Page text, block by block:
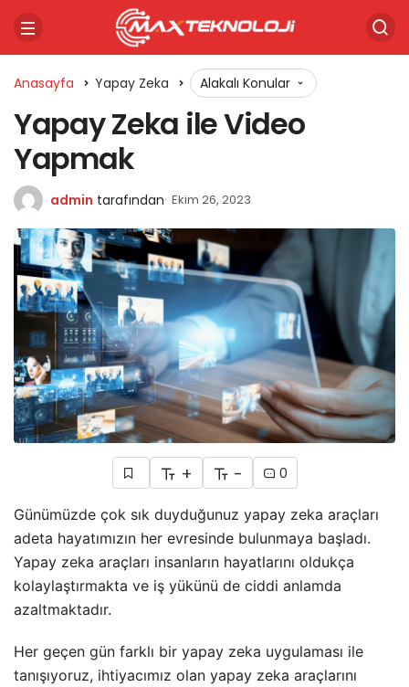
Anasayfa Yapay Zeka Alakalı Konular
Yapay Zeka ile Video
Yapmak
admin tarafından Ekim 26, 2023
+ - 0
Günümüzde çok sık duyduğunuz yapay zeka araçları
adeta hayatımızın her evresinde bulunmaya başladı.
Yapay zeka araçları insanların hayatlarını oldukça
kolaylaştırmakta ve iş yükünü de ciddi anlamda
azaltmaktadır.
Her geçen gün farklı bir yapay zeka uygulaması ile
tanışıyoruz, ihtiyacımız olan yapay zeka araçlarını